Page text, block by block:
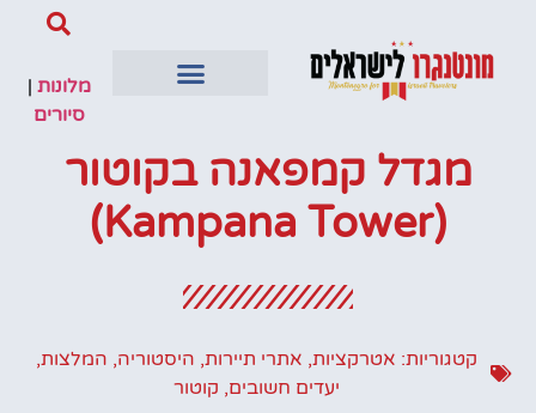
מלונות |
סיורים
מגדל קמפאנה בקוטור
(Kampana Tower)
קטגוריות: אטרקציות, אתרי תיירות, היסטוריה, המלצות,
יעדים חשובים, קוטור